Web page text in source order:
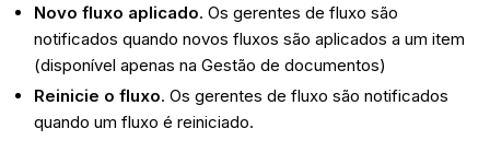
Novo fluxo aplicado. Os gerentes de fluxo são
notificados quando novos fluxos são aplicados a um item
(disponível apenas na Gestão de documentos)
Reinicie o fluxo. Os gerentes de fluxo são notificados
quando um fluxo é reiniciado.